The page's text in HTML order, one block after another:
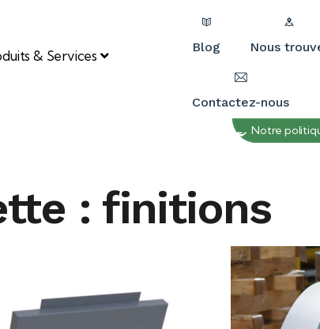
& Services Blog Nous
Contactez-nous
Notre
: finitions